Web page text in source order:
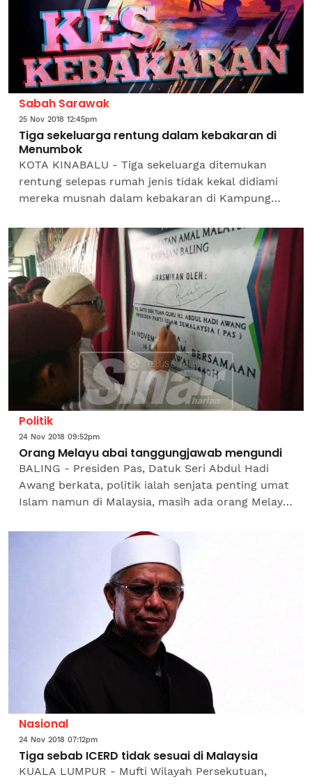
Sabah Sarawak
25 Nov 2018 12:45pm
Tiga sekeluarga rentung dalam kebakaran di
Menumbok
KOTA KINABALU - Tiga sekeluarga ditemukan
rentung selepas rumah jenis tidak kekal didiami
mereka musnah dalam kebakaran di Kampung
ini.Pusat Gerakan...
Politik
24 Nov 2018 09:52pm
Orang Melayu abai tanggungjawab mengundi
BALING - Presiden Pas, Datuk Seri Abdul Hadi
Awang berkata, politik ialah senjata penting umat
Islam namun di Malaysia, masih ada orang Melayu
mengundi.Menurutnya,...
Nasional
24 Nov 2018 07:12pm
Tiga sebab ICERD tidak sesuai di Malaysia
KUALA LUMPUR - Mufti Wilayah Persekutuan,